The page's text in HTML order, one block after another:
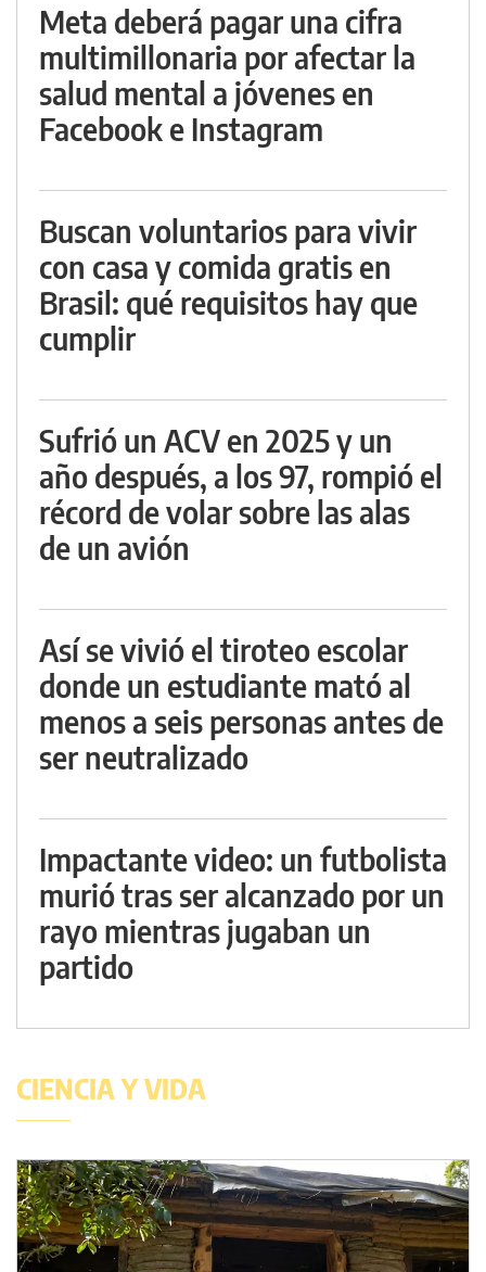
Meta deberá pagar una cifra
multimillonaria por afectar la
salud mental a jóvenes en
Facebook e Instagram
Buscan voluntarios para vivir
con casa y comida gratis en
Brasil: qué requisitos hay que
cumplir
Sufrió un ACV en 2025 y un
año después, a los 97, rompió el
récord de volar sobre las alas
de un avión
Así se vivió el tiroteo escolar
donde un estudiante mató al
menos a seis personas antes de
ser neutralizado
Impactante video: un futbolista
murió tras ser alcanzado por un
rayo mientras jugaban un
partido
CIENCIA Y VIDA